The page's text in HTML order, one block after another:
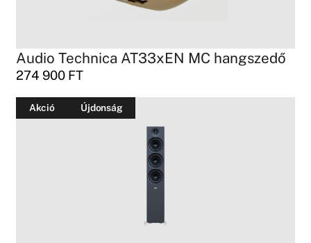
Audio Technica AT33xEN MC hangszedő
274 900 FT
Akció Újdonság